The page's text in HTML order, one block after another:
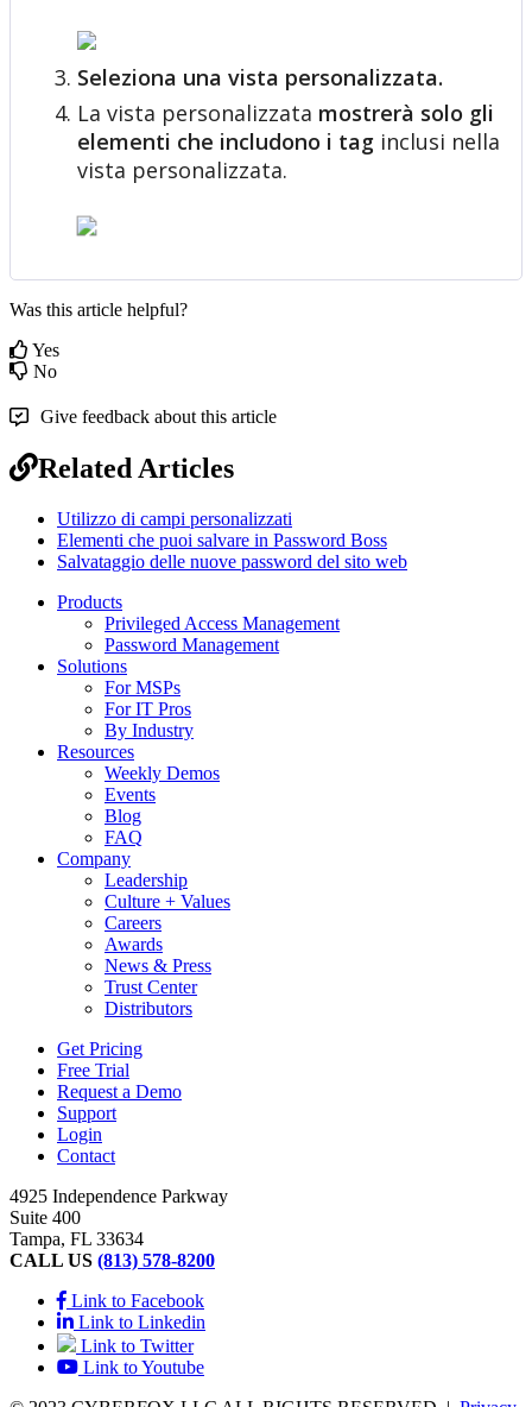
Seleziona una vista personalizzata.
La vista personalizzata mostrerà solo gli
elementi che includono i tag inclusi nella
vista personalizzata.
Was this article helpful?
Yes
No
Give feedback about this article
Related Articles
Utilizzo di campi personalizzati
Elementi che puoi salvare in Password Boss
Salvataggio delle nuove password del sito web
Products
Privileged Access Management
Password Management
Solutions
For MSPs
For IT Pros
By Industry
Resources
Weekly Demos
Events
Blog
FAQ
Company
Leadership
Culture + Values
Careers
Awards
News & Press
Trust Center
Distributors
Get Pricing
Free Trial
Request a Demo
Support
Login
Contact
4925 Independence Parkway
Suite 400
Tampa, FL 33634
CALL US (813) 578-8200
Link to Facebook
Link to Linkedin
Link to Twitter
Link to Youtube